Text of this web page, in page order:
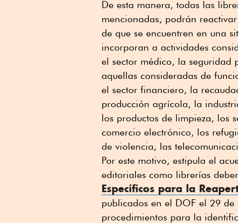
De esta manera, todas las
mencionadas, podrán
de que se encuentren en una
incorporan a actividades
el sector médico, la seguridad
aquellas consideradas de
el sector financiero, la
producción agrícola, la
los productos de limpieza, los
comercio electrónico, los
de violencia, las
Por este motivo, estipula el
editoriales como librerías
Específicos para la
publicados en el DOF el 29
procedimientos para la